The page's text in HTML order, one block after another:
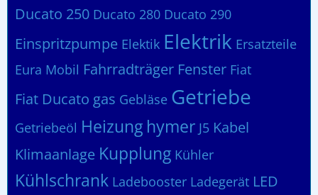
Ducato 250 Ducato 280 Ducato 290
Einspritzpumpe Elektik Elektrik Ersatzteile
Eura Mobil Fahrradträger Fenster Fiat
Fiat Ducato gas Gebläse Getriebe
Getriebeöl Heizung hymer J5 Kabel
Klimaanlage Kupplung Kühler
Kühlschrank Ladebooster Ladegerät LED